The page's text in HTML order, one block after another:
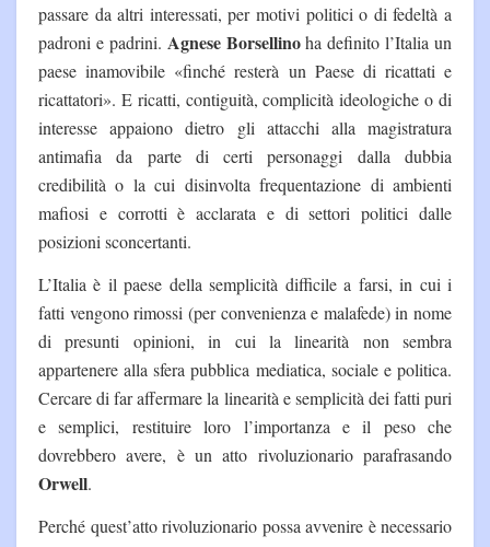
passare da altri interessati, per motivi politici o di fedeltà a
padroni e padrini. Agnese Borsellinoha definito l’Italia un
paese inamovibile «finché resterà un Paese di ricattati e
ricattatori». E ricatti, contiguità, complicità ideologiche o di
interesse appaiono dietro gli attacchi alla magistratura
antimafia da parte di certi personaggi dalla dubbia
credibilità o la cui disinvolta frequentazione di ambienti
mafiosi e corrotti è acclarata e di settori politici dalle
posizioni sconcertanti.
L’Italia è il paese della semplicità difficile a farsi, in cui i
fatti vengono rimossi (per convenienza e malafede) in nome
di presunti opinioni, in cui la linearità non sembra
appartenere alla sfera pubblica mediatica, sociale e politica.
Cercare di far affermare la linearità e semplicità dei fatti puri
e semplici, restituire loro l’importanza e il peso che
dovrebbero avere, è un atto rivoluzionario parafrasando
Orwell.
Perché quest’atto rivoluzionario possa avvenire è necessario